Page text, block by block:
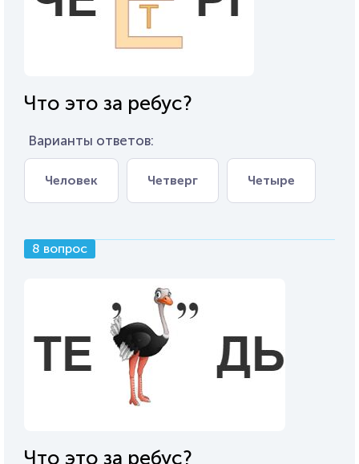
Что это за ребус?
Варианты ответов:
Человек Четверг Четыре
8 вопрос
Что это за ребус?